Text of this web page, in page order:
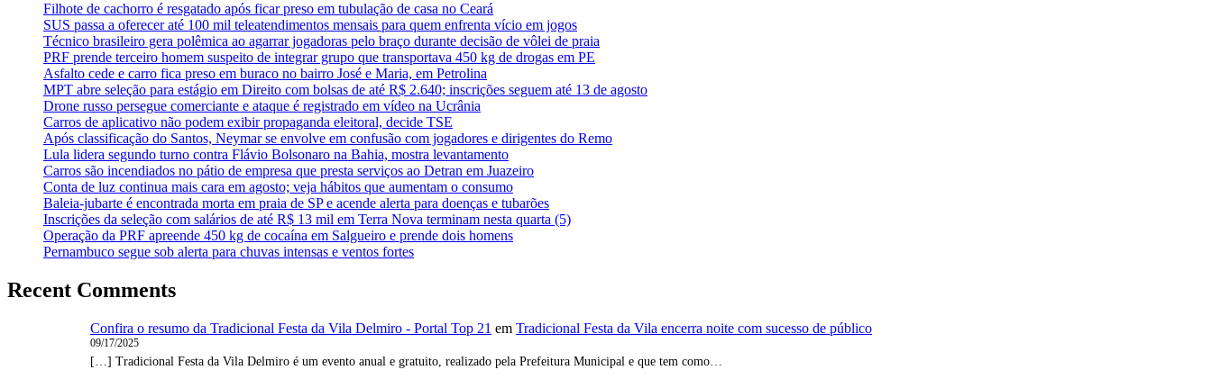
Filhote de cachorro é resgatado após ficar preso em tubulação de casa no Ceará
SUS passa a oferecer até 100 mil teleatendimentos mensais para quem enfrenta vício em jogos
Técnico brasileiro gera polêmica ao agarrar jogadoras pelo braço durante decisão de vôlei de praia
PRF prende terceiro homem suspeito de integrar grupo que transportava 450 kg de drogas em PE
Asfalto cede e carro fica preso em buraco no bairro José e Maria, em Petrolina
MPT abre seleção para estágio em Direito com bolsas de até R$ 2.640; inscrições seguem até 13 de agosto
Drone russo persegue comerciante e ataque é registrado em vídeo na Ucrânia
Carros de aplicativo não podem exibir propaganda eleitoral, decide TSE
Após classificação do Santos, Neymar se envolve em confusão com jogadores e dirigentes do Remo
Lula lidera segundo turno contra Flávio Bolsonaro na Bahia, mostra levantamento
Carros são incendiados no pátio de empresa que presta serviços ao Detran em Juazeiro
Conta de luz continua mais cara em agosto; veja hábitos que aumentam o consumo
Baleia-jubarte é encontrada morta em praia de SP e acende alerta para doenças e tubarões
Inscrições da seleção com salários de até R$ 13 mil em Terra Nova terminam nesta quarta (5)
Operação da PRF apreende 450 kg de cocaína em Salgueiro e prende dois homens
Pernambuco segue sob alerta para chuvas intensas e ventos fortes
Recent Comments
Confira o resumo da Tradicional Festa da Vila Delmiro - Portal Top 21 em Tradicional Festa da Vila encerra noite com sucesso de público
09/17/2025
[…] Tradicional Festa da Vila Delmiro é um evento anual e gratuito, realizado pela Prefeitura Municipal e que tem como…